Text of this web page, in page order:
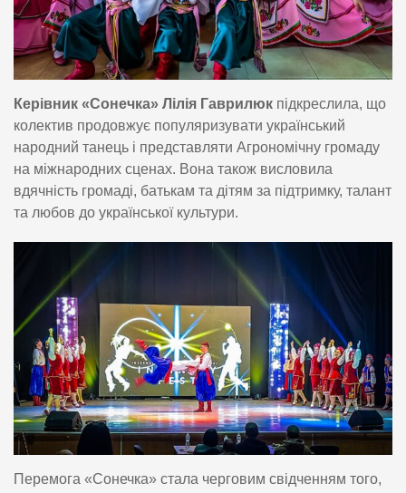
Керівник «Сонечка» Лілія Гаврилюк підкреслила, що
колектив продовжує популяризувати український
народний танець і представляти Агрономічну громаду
на міжнародних сценах. Вона також висловила
вдячність громаді, батькам та дітям за підтримку, талант
та любов до української культури.
Перемога «Сонечка» стала черговим свідченням того,